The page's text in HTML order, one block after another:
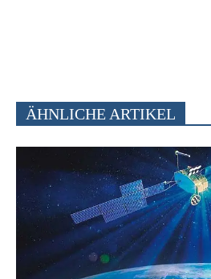
ÄHNLICHE ARTIKEL